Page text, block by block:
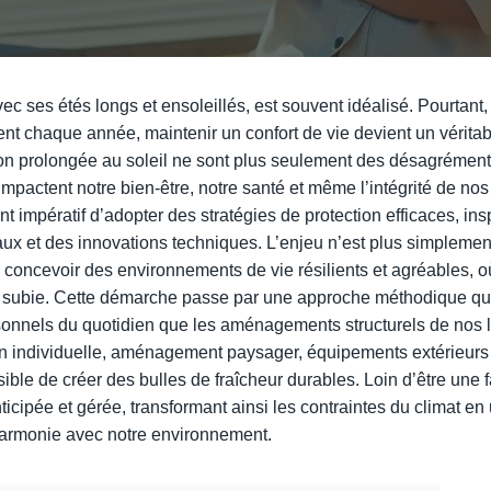
ses étés longs et ensoleillés, est souvent idéalisé.
chaque année, maintenir un confort de vie devient un
prolongée au soleil ne sont plus seulement des
notre bien-être, notre santé et même l’intégrité de
impératif d’adopter des stratégies de protection efficaces,
et des innovations techniques. L’enjeu n’est plus
des environnements de vie résilients et agréables,
Cette démarche passe par une approche méthodique
du quotidien que les aménagements structurels de nos
individuelle, aménagement paysager, équipements
de créer des bulles de fraîcheur durables. Loin d’être une
et gérée, transformant ainsi les contraintes du climat
avec notre environnement.